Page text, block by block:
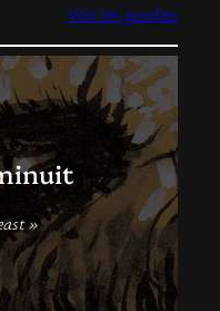
Voir les goodies
»